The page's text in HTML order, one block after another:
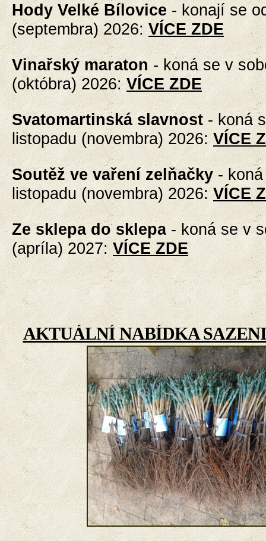
Hody Velké Bílovice - konají se
(septembra) 2026:VÍCE ZDE
Vinařský maraton - koná se v
(októbra) 2026:VÍCE ZDE
Svatomartinská slavnost - koná
listopadu (novembra) 2026:VÍCE
Soutěž ve vaření zelňačky-
listopadu (novembra) 2026:VÍCE
Ze sklepa do sklepa - koná se v
(apríla) 2027:VÍCE ZDE
AKTUÁLNÍ NABÍDKA